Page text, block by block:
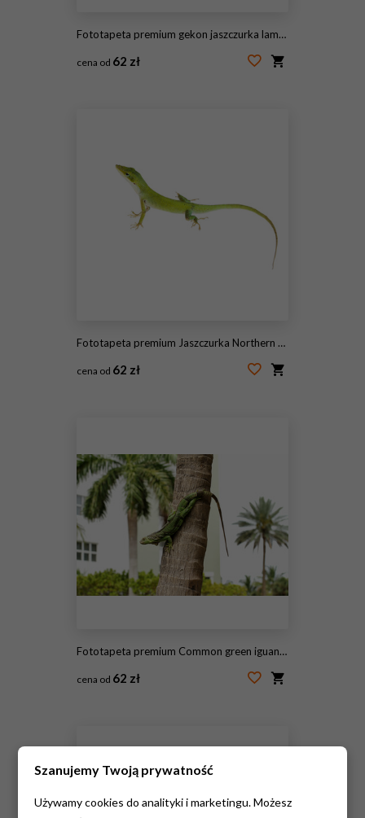
Fototapeta premium gekon jaszczurka lamparta
cena od 62 zł
Fototapeta premium Jaszczurka Northern Green Anole (Anolis carolinensis carolinens
cena od 62 zł
Fototapeta premium Common green iguana living in a residential neighborhood
cena od 62 zł
Szanujemy Twoją prywatność
Używamy cookies do analityki i marketingu. Możesz